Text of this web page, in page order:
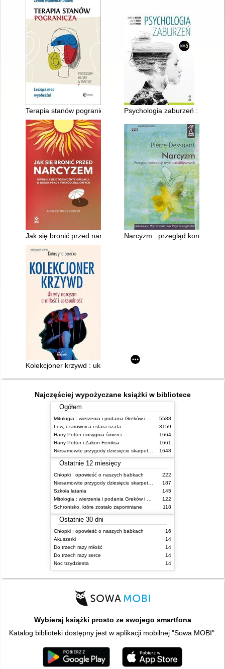
Terapia stanów pogranicza : lecząca moc wyobraźni
Psychologia zaburzeń : DSM -
Jak się bronić przed narcyzem : uwolnij się z toksycznych
Narcyzm : przegląd koncepcji
Kolekcjoner krzywd : ukryty narcyzm a miłość i seksualność
Najczęściej wypożyczane książki w bibliotece
Ogółem
5588
Lew, czarownica i stara szafa
3159
Harry Potter i insygnia śmierci
1664
Harry Potter i Zakon Feniksa
1661
1648
Ostatnie 12 miesięcy
Chłopki : opowieść o naszych babkach
222
187
Szkoła latania
145
122
Schronisko, które zostało zapomniane
118
Ostatnie 30 dni
Chłopki : opowieść o naszych babkach
16
Akuszerki
14
Do trzech razy miłość
14
Do trzech razy serce
14
Noc trzydziesta
14
Wybieraj książki prosto ze swojego smartfona
Katalog biblioteki dostępny jest w aplikacji mobilnej "Sowa MOBI".